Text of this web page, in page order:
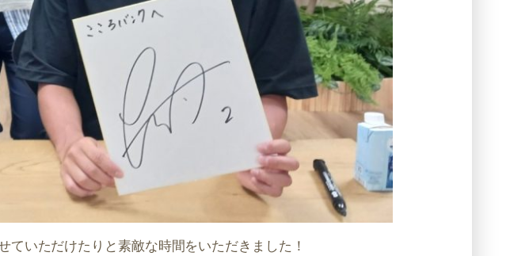
いただけたりと素敵な時間をいただきました！